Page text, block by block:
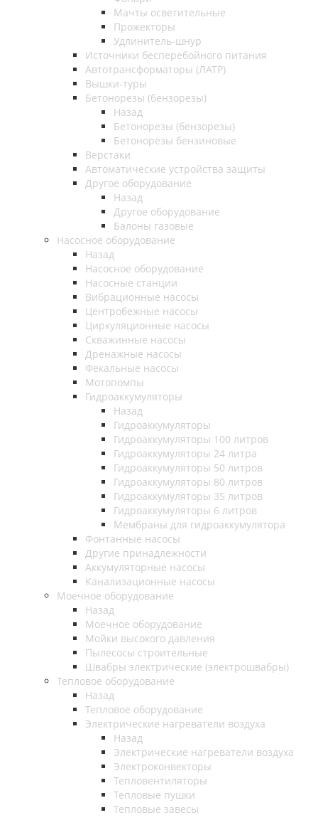
Мачты осветительные
Прожекторы
Удлинитель-шнур
Источники бесперебойного питания
Автотрансформаторы (ЛАТР)
Вышки-туры
Бетонорезы (бензорезы)
Назад
Бетонорезы (бензорезы)
Бетонорезы бензиновые
Верстаки
Автоматические устройства защиты
Другое оборудование
Назад
Другое оборудование
Балоны газовые
Насосное оборудование
Назад
Насосное оборудование
Насосные станции
Вибрационные насосы
Центробежные насосы
Циркуляционные насосы
Скважинные насосы
Дренажные насосы
Фекальные насосы
Мотопомпы
Гидроаккумуляторы
Назад
Гидроаккумуляторы
Гидроаккумуляторы 100 литров
Гидроаккумуляторы 24 литра
Гидроаккумуляторы 50 литров
Гидроаккумуляторы 80 литров
Гидроаккумуляторы 35 литров
Гидроаккумуляторы 6 литров
Мембраны для гидроаккумулятора
Фонтанные насосы
Другие принадлежности
Аккумуляторные насосы
Канализационные насосы
Моечное оборудование
Назад
Моечное оборудование
Мойки высокого давления
Пылесосы строительные
Швабры электрические (электрошвабры)
Тепловое оборудование
Назад
Тепловое оборудование
Электрические нагреватели воздуха
Назад
Электрические нагреватели воздуха
Электроконвекторы
Тепловентиляторы
Тепловые пушки
Тепловые завесы